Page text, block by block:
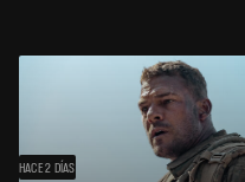
HACE 2 DÍAS